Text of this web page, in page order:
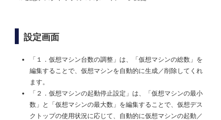
設定画面
「１．仮想マシン台数の調整」は、「仮想マシンの総数」を
編集することで、仮想マシンを自動的に生成／削除してくれ
ます。
「２．仮想マシンの起動停止設定」は、「仮想マシンの最小
数」と「仮想マシンの最大数」を編集することで、仮想デス
クトップの使用状況に応じて、自動的に仮想マシンの起動／